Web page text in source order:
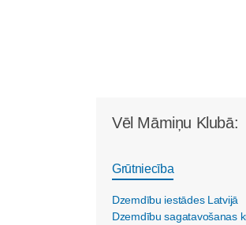
Vēl Māmiņu Klubā:
Grūtniecība
Dzemdību iestādes Latvijā
Dzemdību sagatavošanas